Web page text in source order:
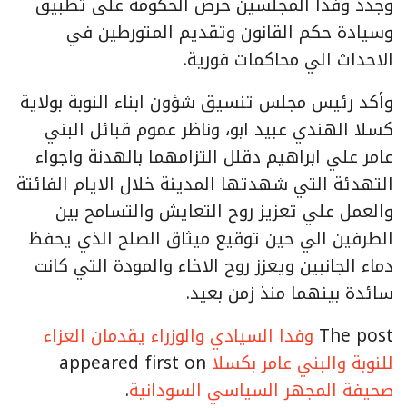
وسيادة حكم القانون وتقديم المتورطين في
الاحداث الي محاكمات فورية.
وأكد رئيس مجلس تنسيق شؤون ابناء النوبة بولاية
كسلا الهندي عبيد ابو، وناظر عموم قبائل البني
عامر علي ابراهيم دقلل التزامهما بالهدنة واجواء
التهدئة التي شهدتها المدينة خلال الايام الفائتة
والعمل علي تعزيز روح التعايش والتسامح بين
الطرفين الي حين توقيع ميثاق الصلح الذي يحفظ
دماء الجانبين ويعزز روح الاخاء والمودة التي كانت
سائدة بينهما منذ زمن بعيد.
The post وفدا السيادي والوزراء يقدمان العزاء
للنوبة والبني عامر بكسلا
صحيفة المجهر السياسي السودانية.